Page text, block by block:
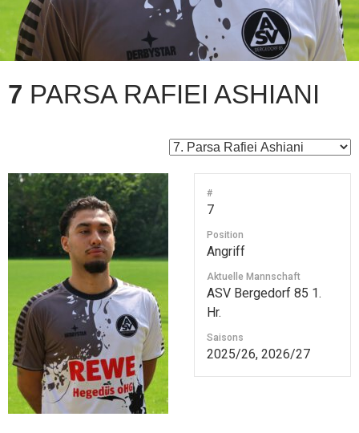
7 PARSA RAFIEI ASHIANI
#
7
Position
Angriff
Aktuelle Mannschaft
ASV Bergedorf 85 1.
Hr.
Saisons
2025/26, 2026/27